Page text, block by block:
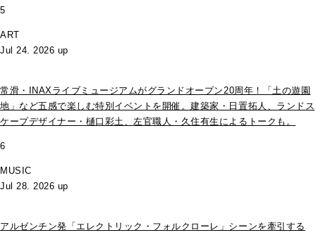
5
ART
Jul 24. 2026 up
常滑・INAXライブミュージアムがグランドオープン20周年！「土の遊園
地」など五感で楽しむ特別イベントを開催。建築家・日置拓人、ランドス
ケープデザイナー・樋口彩土、左官職人・久住有生によるトークも。
6
MUSIC
Jul 28. 2026 up
アルゼンチン発「エレクトリック・フォルクローレ」シーンを牽引する